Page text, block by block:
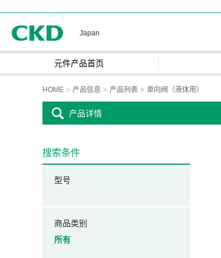
Japan
元件产品首页
HOME 产品信息 产品列表 单向阀（液体用）
产品详情
搜索条件
型号
商品类别
所有